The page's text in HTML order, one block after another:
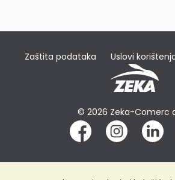
Zaštita podataka Uslovi
© 2026 Zeka-Comerc